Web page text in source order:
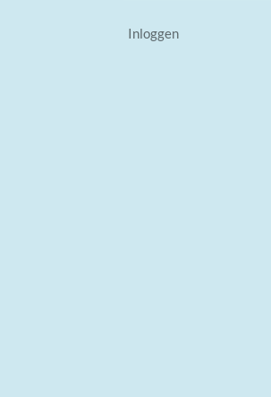
Inloggen